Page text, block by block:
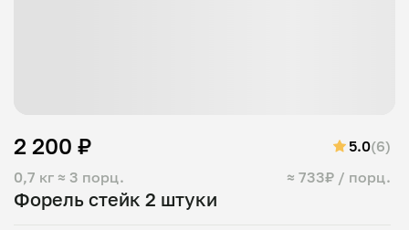
Форель стейк 2 штуки
0,7 кг ≈ 3 порц. ≈ 733₽ / порц.
2 200 ₽ 5.0(6)